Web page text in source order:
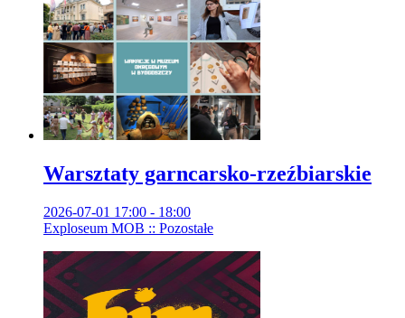
Warsztaty garncarsko-rzeźbiarskie
2026-07-01 17:00 - 18:00
Exploseum MOB :: Pozostałe